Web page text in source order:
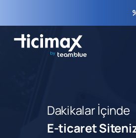
Dakikalar İçinde
E-ticaret